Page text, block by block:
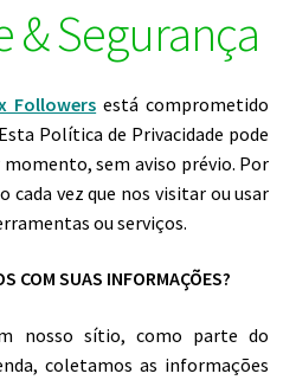
& Segurança
Followers está comprometido
Política de Privacidade pode
sem aviso prévio. Por
cada vez que nos visitar ou usar
ou serviços.
COM SUAS INFORMAÇÕES?
nosso sítio, como parte do
coletamos as informações